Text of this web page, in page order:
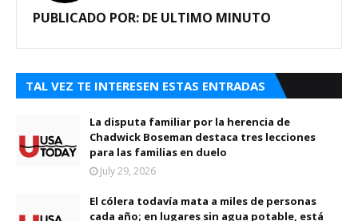
PUBLICADO POR: DE ULTIMO MINUTO
TAL VEZ TE INTERESEN ESTAS ENTRADAS
La disputa familiar por la herencia de
Chadwick Boseman destaca tres lecciones
para las familias en duelo
July 29, 2026
El cólera todavía mata a miles de personas
cada año; en lugares sin agua potable, está